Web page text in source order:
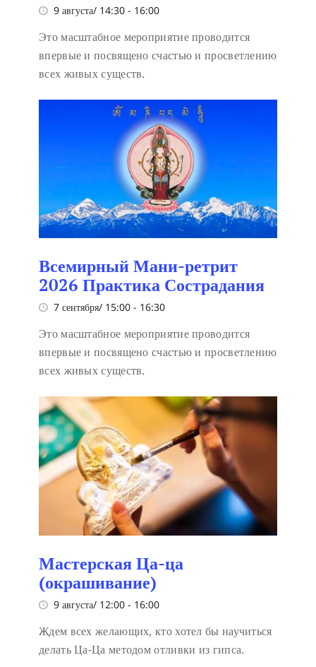
9 августа/ 14:30 - 16:00
Это масштабное мероприятие проводится
впервые и посвящено счастью и просветлению
всех живых существ.
Всемирный Мани-ретрит
2026 Практика Сострадания
7 сентября/ 15:00 - 16:30
Это масштабное мероприятие проводится
впервые и посвящено счастью и просветлению
всех живых существ.
Мастерская Ца-ца
(окрашивание)
9 августа/ 12:00 - 16:00
Ждем всех желающих, кто хотел бы научиться
делать Ца-Ца методом отливки из гипса.